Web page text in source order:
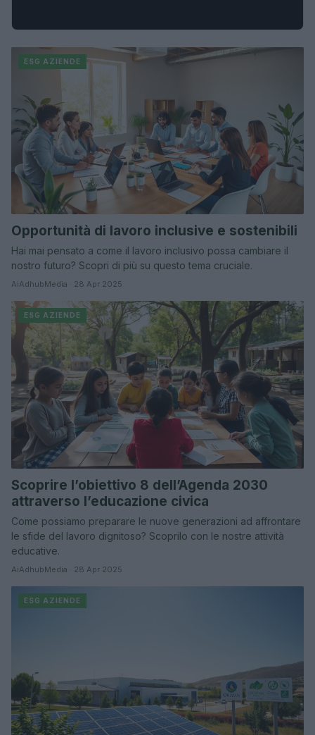
ESG AZIENDE
Opportunità di lavoro inclusive e sostenibili
Hai mai pensato a come il lavoro inclusivo possa cambiare il
nostro futuro? Scopri di più su questo tema cruciale.
AiAdhubMedia · 28 Apr 2025
ESG AZIENDE
Scoprire l’obiettivo 8 dell’Agenda 2030
attraverso l’educazione civica
Come possiamo preparare le nuove generazioni ad affrontare
le sfide del lavoro dignitoso? Scoprilo con le nostre attività
educative.
AiAdhubMedia · 28 Apr 2025
ESG AZIENDE